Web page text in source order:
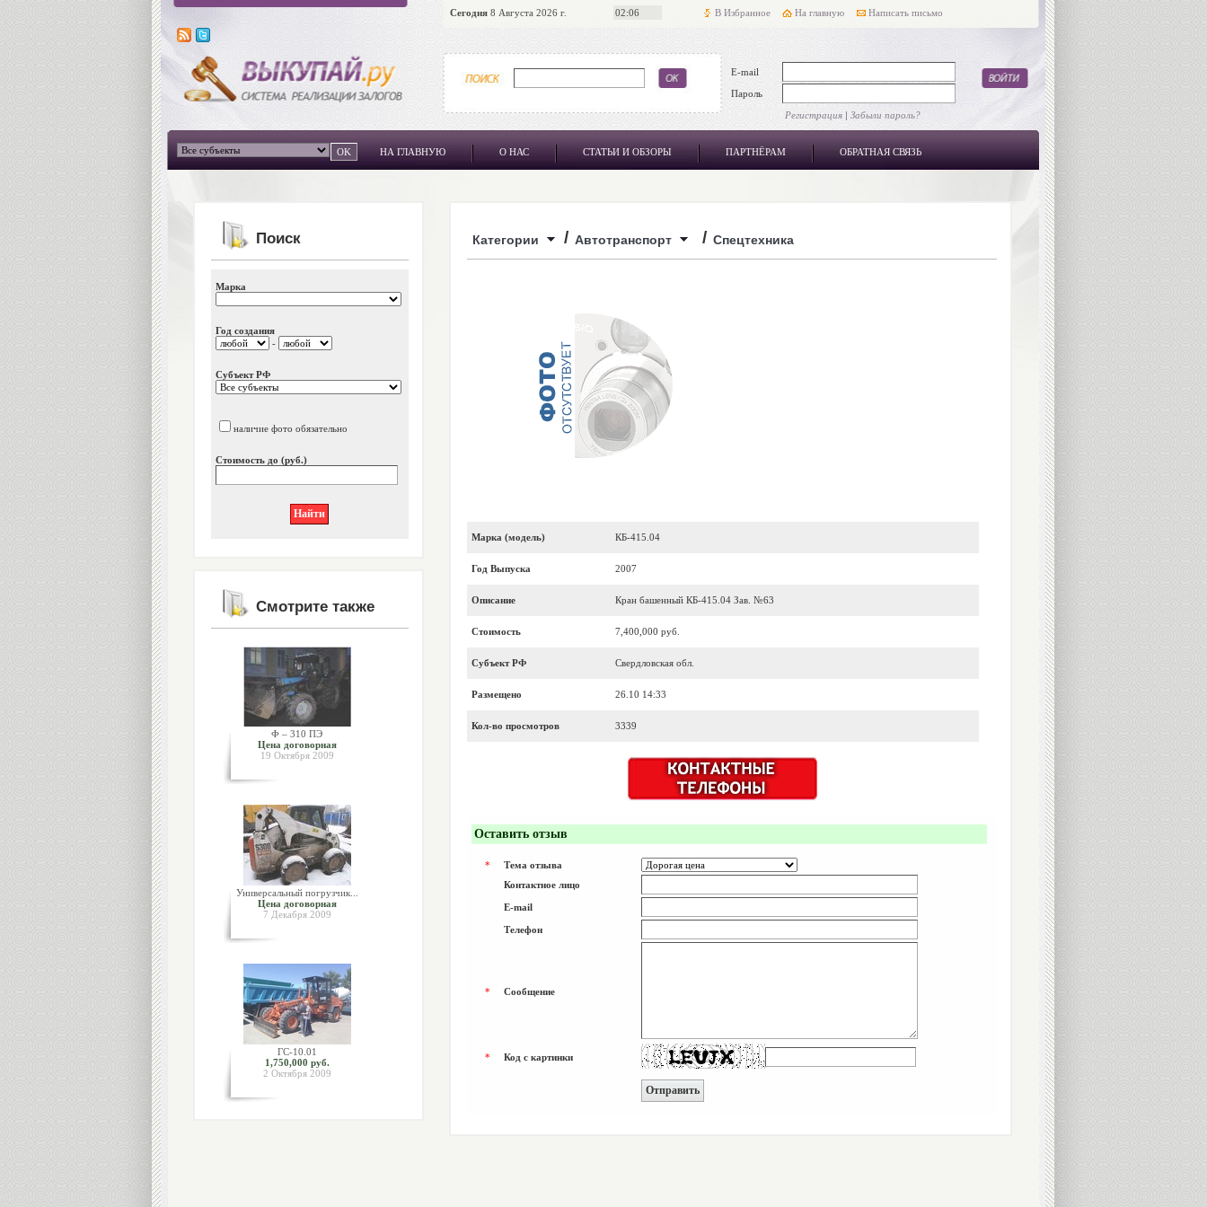
Сегодня8 Августа 2026 г. 02:06 В Избранное На главную Написать письмо
E-mail
Пароль
Регистрация| Забыли пароль?
НА ГЛАВНУЮ О НАС СТАТЬИ И ОБЗОРЫ ПАРТНЁРАМ ОБРАТНАЯ СВЯЗЬ
Поиск
Марка
Год создания
-
Субъект РФ
наличие фото обязательно
Стоимость до (руб.)
Смотрите также
Ф – 310 ПЭ
Цена договорная
19 Октября 2009
Универсальный погрузчик...
Цена договорная
7 Декабря 2009
ГС-10.01
1,750,000 руб.
2 Октября 2009
Категории / Автотранспорт / Спецтехника
Марка (модель) КБ-415.04
Год Выпуска 2007
Описание Кран башенный КБ-415.04 Зав. №63
Стоимость 7,400,000 руб.
Субъект РФ Свердловская обл.
Размещено 26.10 14:33
Кол-во просмотров 3339
Оставить отзыв
*
Тема отзыва
Контактное лицо
E-mail
Телефон
* Сообщение
* Код с картинки